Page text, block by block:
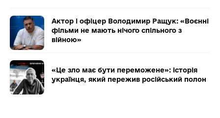
Актор і офіцер Володимир Ращук: «Воєнні
фільми не мають нічого спільного з
війною»
«Це зло має бути переможене»: історія
українця, який пережив російський полон